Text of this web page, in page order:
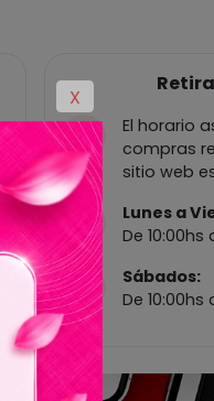
X
El horario
compras
sitio web
Lunes a
De 10:00hs
Sábados:
De 10:00hs